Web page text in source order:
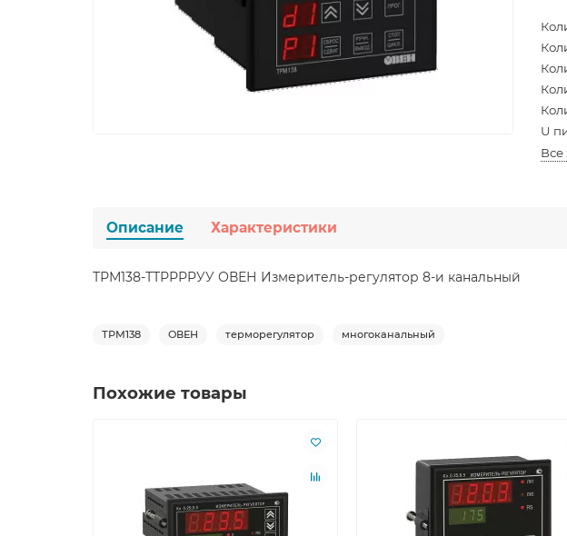
U
Все
Описание Характеристики
ТРМ138-ТТРРРРУУ ОВЕН Измеритель-регулятор 8-и канальный
ТРМ138 ОВЕН терморегулятор многоканальный
Похожие товары